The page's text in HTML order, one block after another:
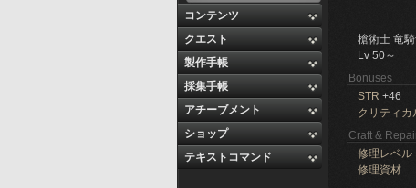
コンテンツ
クエスト
製作手帳
採集手帳
アチーブメント
ショップ
テキストコマンド
槍術士 竜
Lv 50～
Bonuses
STR +46
クリティカ
Craft &
修理レベル
修理資材